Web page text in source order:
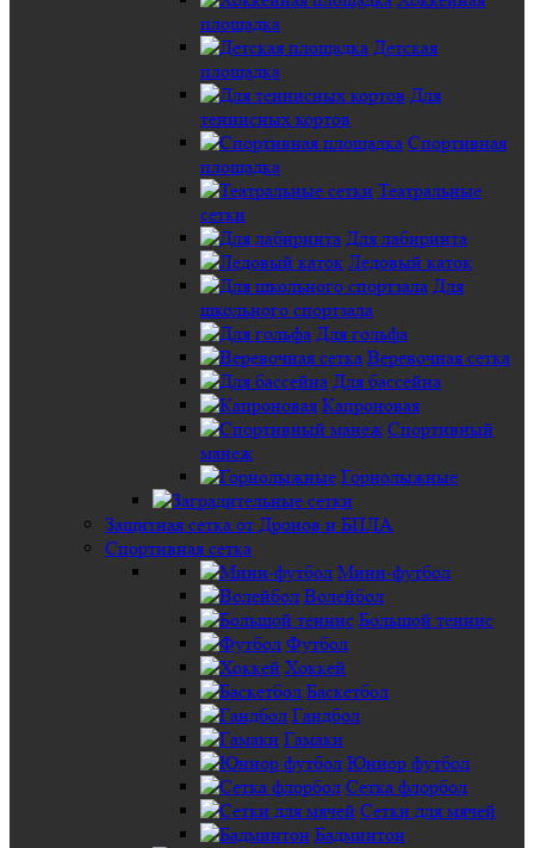
площадка
Детская
площадка
Для
теннисных кортов
Спортивная
площадка
Театральные
сетки
Для лабиринта
Ледовый каток
Для
школьного спортзала
Для гольфа
Веревочная сетка
Для бассейна
Капроновая
Спортивный
манеж
Горнолыжные
Защитная сетка от Дронов и БПЛА
Спортивная сетка
Мини-футбол
Волейбол
Большой теннис
Футбол
Хоккей
Баскетбол
Гандбол
Гамаки
Юниор футбол
Сетка флорбол
Сетки для мячей
Бадминтон